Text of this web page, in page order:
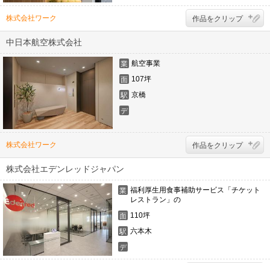
イ
株式会社ワーク 作品をクリップ
中日本航空株式会社
業
態
航空事業
面
積
107坪
駅
京橋
デ
イ
株式会社ワーク 作品をクリップ
株式会社エデンレッドジャパン
業
態
福利厚生用食事補助サービス「チケット
レストラン」の
面
積
110坪
駅六本木
デ
ザ